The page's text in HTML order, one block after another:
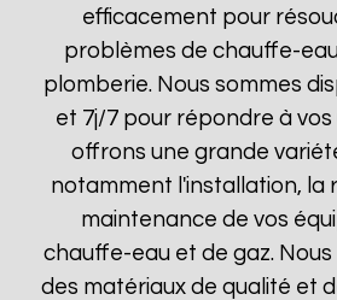
efficacement pour
problèmes de chauffe-
plomberie. Nous sommes
et 7j/7 pour répondre à vos
offrons une grande
notamment l'installation, la
maintenance de vos
chauffe-eau et de gaz.
des matériaux de qualité et